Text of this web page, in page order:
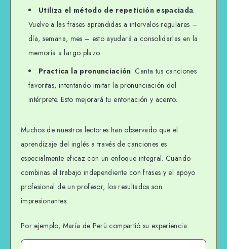
Utiliza el método de repetición espaciada.
Vuelve a las frases aprendidas a intervalos regulares –
día, semana, mes – esto ayudará a consolidarlas en la
memoria a largo plazo.
Practica la pronunciación. Canta tus canciones
favoritas, intentando imitar la pronunciación del
intérprete. Esto mejorará tu entonación y acento.
Muchos de nuestros lectores han observado que el
aprendizaje del inglés a través de canciones es
especialmente eficaz con un enfoque integral. Cuando
combinas el trabajo independiente con frases y el apoyo
profesional de un profesor, los resultados son
impresionantes.
Por ejemplo, María de Perú compartió su experiencia: